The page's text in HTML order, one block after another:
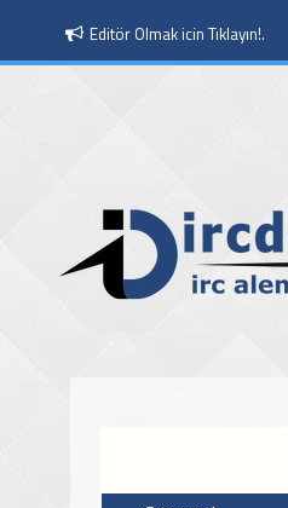
Moderatör Olmak icin Tıklayın!.